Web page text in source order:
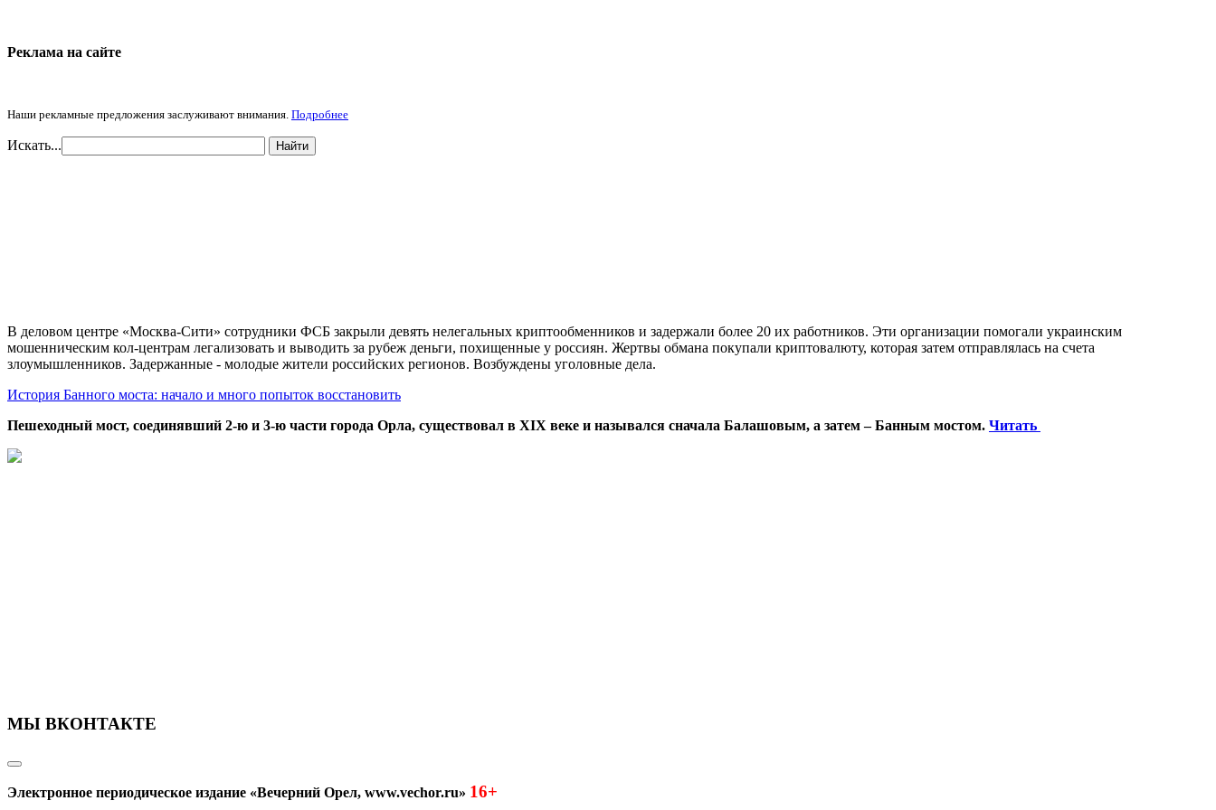
Реклама на cайте
Наши рекламные предложения заслуживают внимания. Подробнее
Искать... Найти
В деловом центре «Москва-Сити» сотрудники ФСБ закрыли девять нелегальных криптообменников и задержали более 20 их работников. Эти организации помогали украинским
мошенническим кол-центрам легализовать и выводить за рубеж деньги, похищенные у россиян. Жертвы обмана покупали криптовалюту, которая затем отправлялась на счета
злоумышленников. Задержанные - молодые жители российских регионов. Возбуждены уголовные дела.
История Банного моста: начало и много попыток восстановить
Пешеходный мост, соединявший 2-ю и 3-ю части города Орла, существовал в XIX веке и назывался сначала Балашовым, а затем – Банным мостом. Читать
МЫ ВКОНТАКТЕ
Электронное периодическое издание «Вечерний Орел, www.vechor.ru» 16+